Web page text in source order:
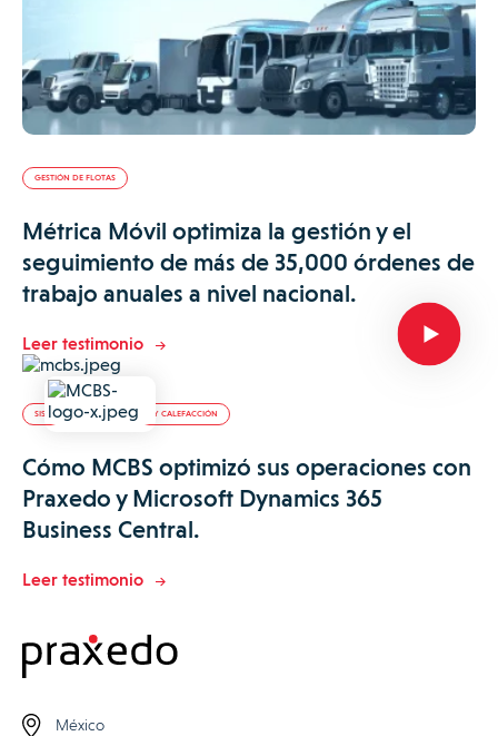
GESTIÓN DE FLOTAS
Métrica Móvil optimiza la gestión y el
seguimiento de más de 35,000 órdenes de
trabajo anuales a nivel nacional.
Leer testimonio
SISTEMAS DE CLIMATIZACIÓN Y CALEFACCIÓN
Cómo MCBS optimizó sus operaciones con
Praxedo y Microsoft Dynamics 365
Business Central.
Leer testimonio
México